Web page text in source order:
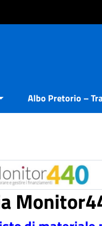
Albo Pretorio –